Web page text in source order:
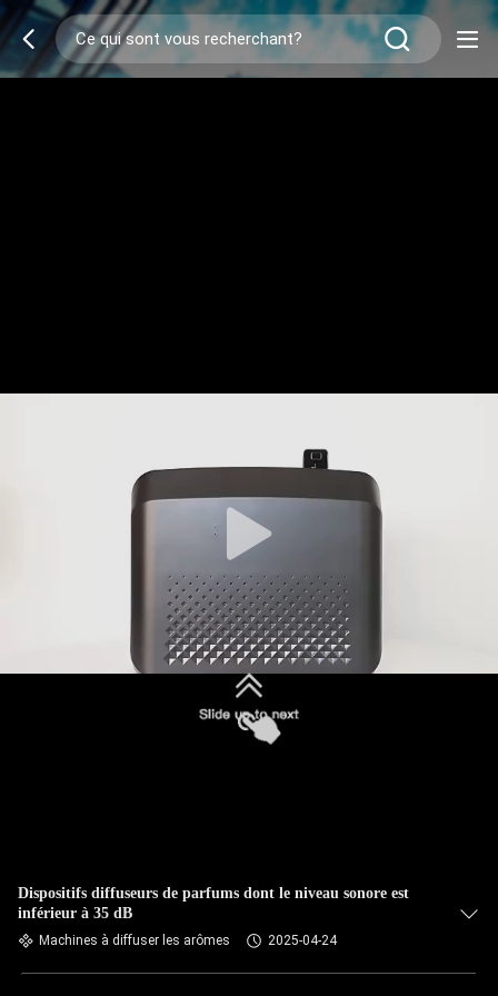
Dispositifs diffuseurs de parfums dont le niveau sonore est
inférieur à 35 dB
Machines à diffuser les arômes 2025-04-24